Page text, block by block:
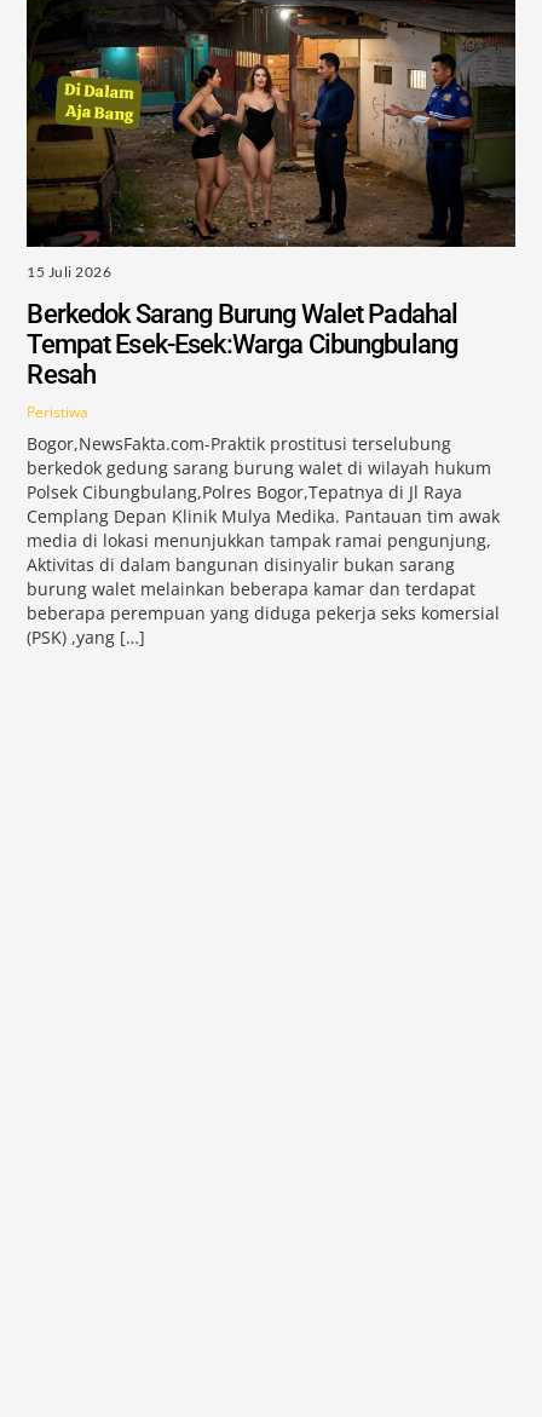
15 Juli 2026
Berkedok Sarang Burung Walet Padahal
Tempat Esek-Esek:Warga Cibungbulang
Resah
Peristiwa
Bogor,NewsFakta.com-Praktik prostitusi terselubung
berkedok gedung sarang burung walet di wilayah hukum
Polsek Cibungbulang,Polres Bogor,Tepatnya di Jl Raya
Cemplang Depan Klinik Mulya Medika. Pantauan tim awak
media di lokasi menunjukkan tampak ramai pengunjung,
Aktivitas di dalam bangunan disinyalir bukan sarang
burung walet melainkan beberapa kamar dan terdapat
beberapa perempuan yang diduga pekerja seks komersial
(PSK) ,yang […]